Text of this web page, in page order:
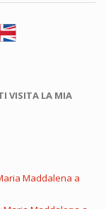
VISITA LA MIA